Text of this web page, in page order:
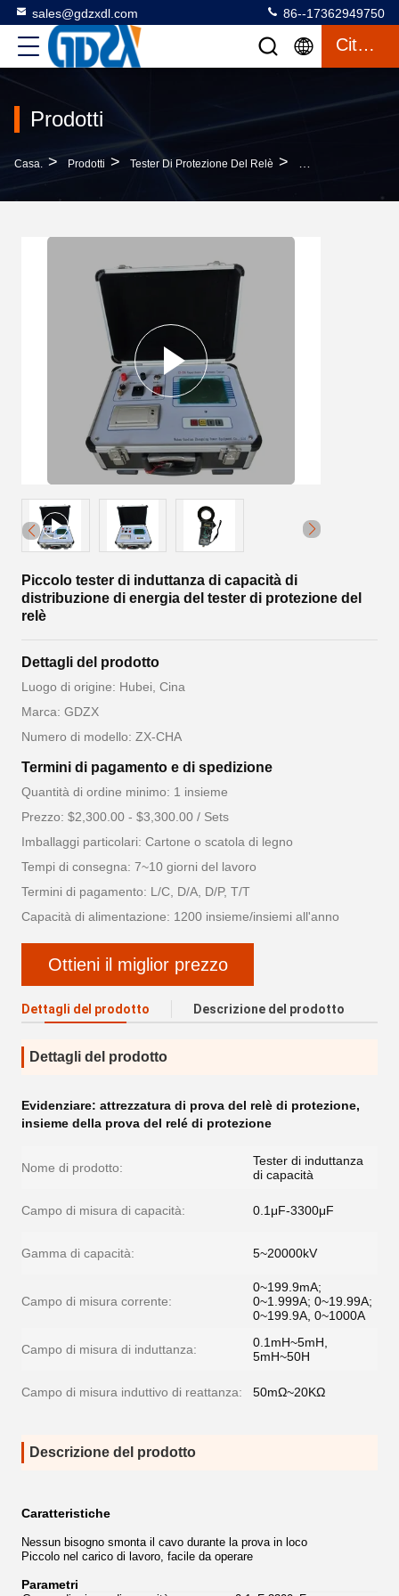
sales@gdzxdl.com 86--17362949750
Citazione
Prodotti
Casa. > Prodotti > Tester Di Protezione Del Relè > Piccolo Tester Di
Piccolo tester di induttanza di capacità di
distribuzione di energia del tester di protezione del
relè
Dettagli del prodotto
Luogo di origine: Hubei, Cina
Marca: GDZX
Numero di modello: ZX-CHA
Termini di pagamento e di spedizione
Quantità di ordine minimo: 1 insieme
Prezzo: $2,300.00 - $3,300.00 / Sets
Imballaggi particolari: Cartone o scatola di legno
Tempi di consegna: 7~10 giorni del lavoro
Termini di pagamento: L/C, D/A, D/P, T/T
Capacità di alimentazione: 1200 insieme/insiemi all'anno
Ottieni il miglior prezzo
Dettagli del prodotto Descrizione del prodotto
Dettagli del prodotto
Evidenziare: attrezzatura di prova del relè di protezione,
insieme della prova del relé di protezione
Nome di prodotto:
Tester di induttanza
di capacità
Campo di misura di capacità: 0.1μF-3300μF
Gamma di capacità: 5~20000kV
Campo di misura corrente:
0~199.9mA;
0~1.999A; 0~19.99A;
0~199.9A, 0~1000A
Campo di misura di induttanza:
0.1mH~5mH,
5mH~50H
Campo di misura induttivo di reattanza: 50mΩ~20KΩ
Descrizione del prodotto
Caratteristiche
Nessun bisogno smonta il cavo durante la prova in loco
Piccolo nel carico di lavoro, facile da operare
Parametri